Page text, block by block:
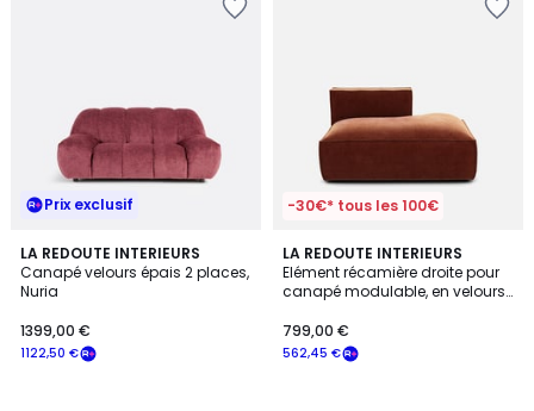
Prix exclusif
LA REDOUTE INTERIEURS
Canapé velours épais 2 places,
Nuria
1122,50 €
1399,00 €
5
/
5
6
Couleurs
-30€* tous les 100€
LA REDOUTE INTERIEURS
Elément récamière droite pour
canapé modulable, en velours
562,45 €
799,00 €
4
Couleurs